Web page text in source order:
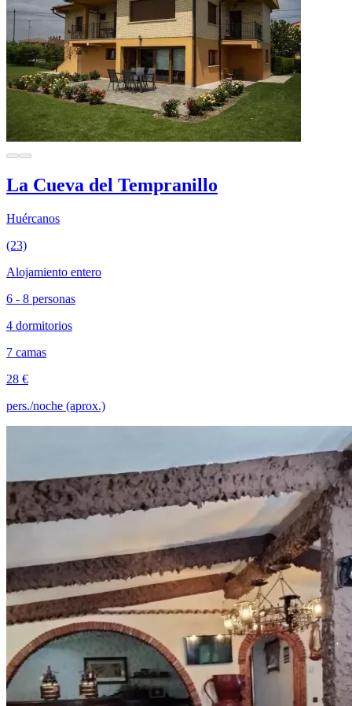
La Cueva del Tempranillo
Huércanos
(23)
Alojamiento entero
6 - 8 personas
4 dormitorios
7 camas
28 €
pers./noche (aprox.)